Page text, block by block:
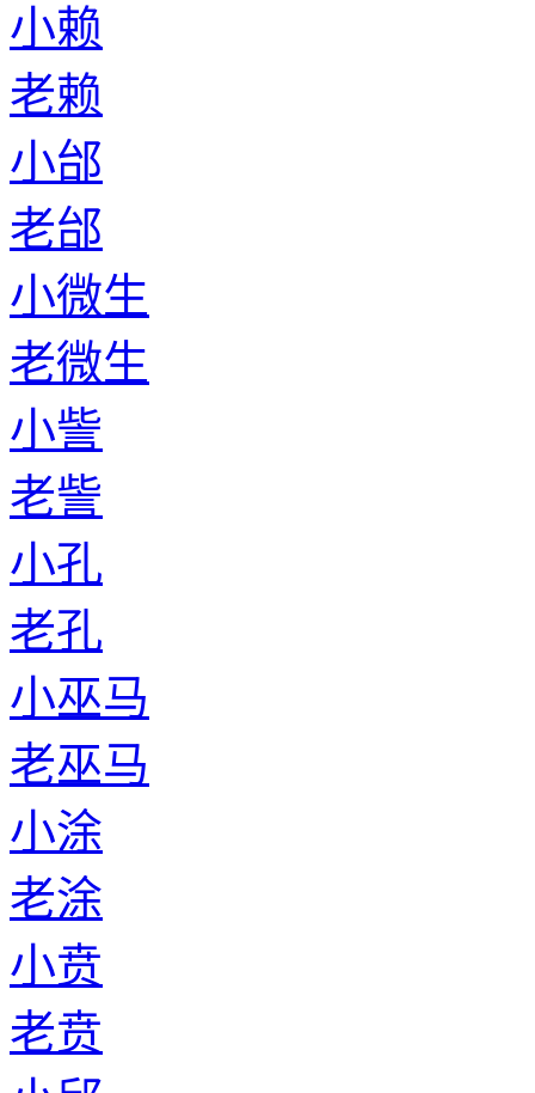
小赖
老赖
小邰
老邰
小微生
老微生
小訾
老訾
小孔
老孔
小巫马
老巫马
小涂
老涂
小贲
老贲